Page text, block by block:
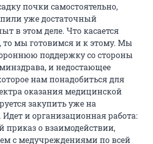
почки самостоятельно,
уже достаточный
в этом деле. Что касается
то мы готовимся и к этому. Мы
поддержку со стороны
и недостающее
нам понадобиться для
оказания медицинской
закупить уже на
и организационная работа:
о взаимодействии,
с медучреждениями по всей